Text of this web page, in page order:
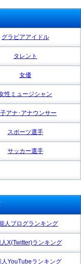
グラビアアイドル
タレント
女優
性ミュージシャン
アナ･アナウンサー
スポーツ選手
サッカー選手
人ブログランキング
X(Twitter)ランキング
人YouTubeランキング